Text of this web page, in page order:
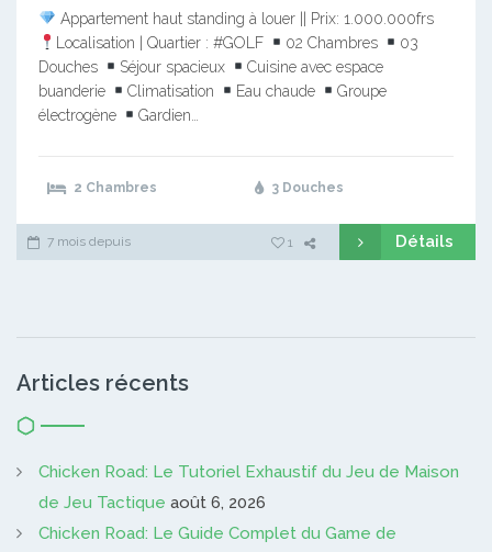
Appartement haut standing à louer || Prix: 1.000.000frs
Localisation | Quartier : #GOLF
02 Chambres
03
Douches
Séjour spacieux
Cuisine avec espace
buanderie
Climatisation Eau chaude
Groupe
électrogène
Gardien…
2 Chambres 3 Douches
7 mois depuis 1 Détails
Articles récents
Chicken Road: Le Tutoriel Exhaustif du Jeu de Maison
de Jeu Tactique août 6, 2026
Chicken Road: Le Guide Complet du Game de